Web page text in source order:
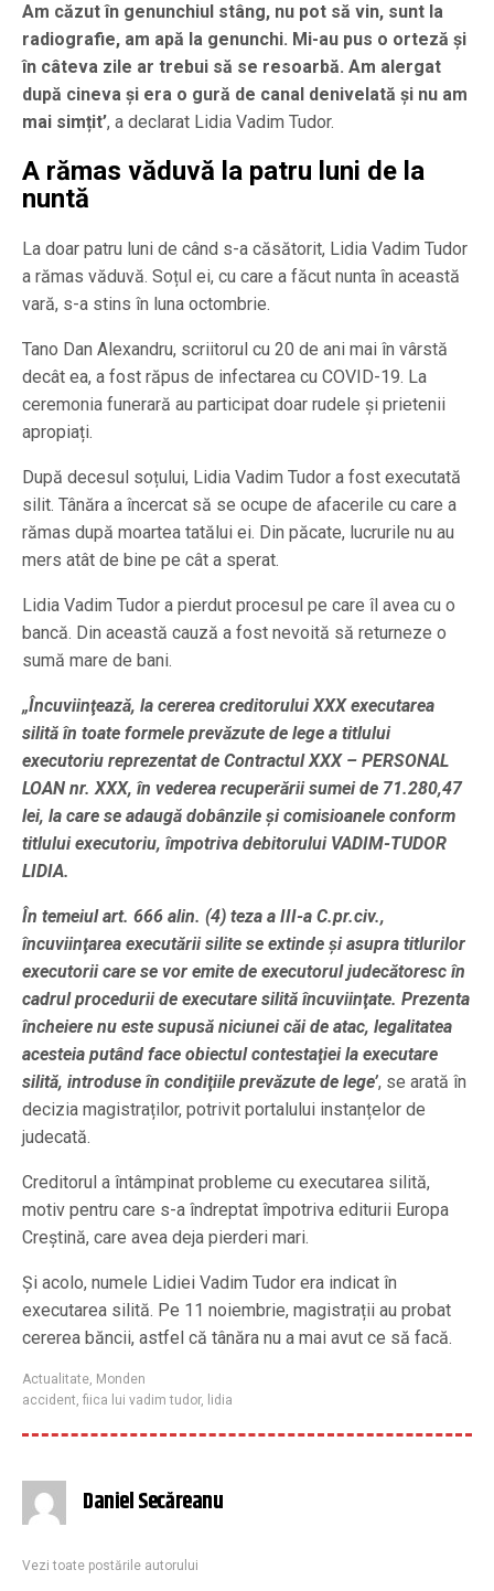
Am căzut în genunchiul stâng, nu pot să vin, sunt la
radiografie, am apă la genunchi. Mi-au pus o orteză și
în câteva zile ar trebui să se resoarbă. Am alergat
după cineva și era o gură de canal denivelată și nu am
mai simțit’, a declarat Lidia Vadim Tudor.
A rămas văduvă la patru luni de la
nuntă
La doar patru luni de când s-a căsătorit, Lidia Vadim Tudor
a rămas văduvă. Soțul ei, cu care a făcut nunta în această
vară, s-a stins în luna octombrie.
Tano Dan Alexandru, scriitorul cu 20 de ani mai în vârstă
decât ea, a fost răpus de infectarea cu COVID-19. La
ceremonia funerară au participat doar rudele și prietenii
apropiați.
După decesul soțului, Lidia Vadim Tudor a fost executată
silit. Tânăra a încercat să se ocupe de afacerile cu care a
rămas după moartea tatălui ei. Din păcate, lucrurile nu au
mers atât de bine pe cât a sperat.
Lidia Vadim Tudor a pierdut procesul pe care îl avea cu o
bancă. Din această cauză a fost nevoită să returneze o
sumă mare de bani.
„Încuviinţează, la cererea creditorului XXX executarea
silită în toate formele prevăzute de lege a titlului
executoriu reprezentat de Contractul XXX – PERSONAL
LOAN nr. XXX, în vederea recuperării sumei de 71.280,47
lei, la care se adaugă dobânzile şi comisioanele conform
titlului executoriu, împotriva debitorului VADIM-TUDOR
LIDIA.
În temeiul art. 666 alin. (4) teza a III-a C.pr.civ.,
încuviinţarea executării silite se extinde şi asupra titlurilor
executorii care se vor emite de executorul judecătoresc în
cadrul procedurii de executare silită încuviinţate. Prezenta
încheiere nu este supusă niciunei căi de atac, legalitatea
acesteia putând face obiectul contestaţiei la executare
silită, introduse în condiţiile prevăzute de lege’, se arată în
decizia magistraților, potrivit portalului instanțelor de
judecată.
Creditorul a întâmpinat probleme cu executarea silită,
motiv pentru care s-a îndreptat împotriva editurii Europa
Creștină, care avea deja pierderi mari.
Și acolo, numele Lidiei Vadim Tudor era indicat în
executarea silită. Pe 11 noiembrie, magistrații au probat
cererea băncii, astfel că tânăra nu a mai avut ce să facă.
Actualitate, Monden
accident, fiica lui vadim tudor, lidia
Daniel Secăreanu
Vezi toate postările autorului